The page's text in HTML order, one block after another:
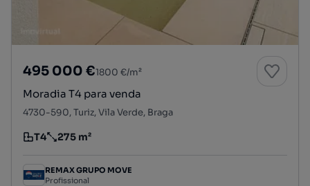
495 000 €1800 €/m²
Moradia T4 para venda
4730-590, Turiz, Vila Verde, Braga
Tipologia
T4
Preço por metro quadrado
275 m²
REMAX GRUPO MOVE
Profissional